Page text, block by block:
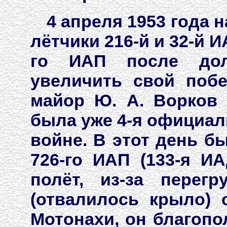
4 апреля 1953 года
лётчики 216-й и 32-й
го ИАП после
увеличить свой
майор Ю. А. Ворков
была уже 4-я
войне. В этот день
726-го ИАП (133-я
полёт, из-за
(отвалилось крыло)
Мотонахи, он